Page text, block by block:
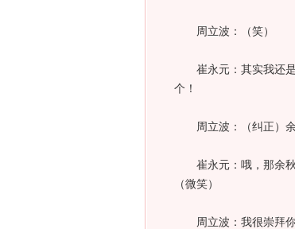
周立波：（笑）
崔永元：其实我还是
个！
周立波：（纠正）余
崔永元：哦，那余秋
（微笑）
周立波：我很崇拜你